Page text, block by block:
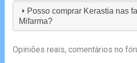
Posso comprar Kerastia nas
Mifarma?
Opiniões reais, comentários no